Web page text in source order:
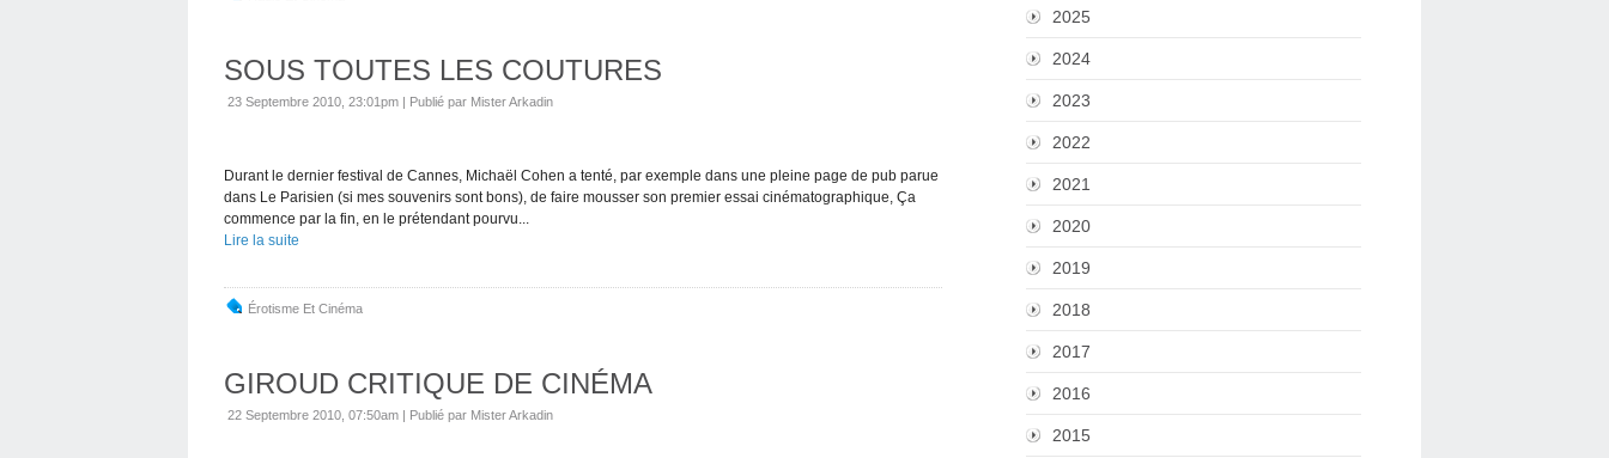
SOUS TOUTES LES COUTURES
23 Septembre 2010, 23:01pm | Publié par Mister Arkadin
Durant le dernier festival de Cannes, Michaël Cohen a tenté, par exemple dans une pleine page de pub parue
dans Le Parisien (si mes souvenirs sont bons), de faire mousser son premier essai cinématographique, Ça
commence par la fin, en le prétendant pourvu...
Lire la suite
Érotisme Et Cinéma
GIROUD CRITIQUE DE CINÉMA
22 Septembre 2010, 07:50am | Publié par Mister Arkadin
2025
2024
2023
2022
2021
2020
2019
2018
2017
2016
2015